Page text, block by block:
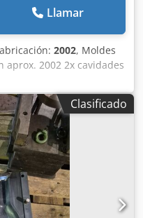
Llamar
2002, Moldes
2002 2x cavidades
Clasificado